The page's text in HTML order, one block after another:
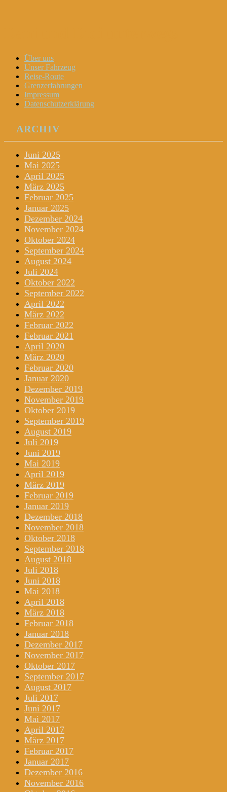
Menu
Widgets
Search
Skip
content
Über uns
Unser Fahrzeug
Reise-Route
Grenzerfahrungen
Impressum
Datenschutzerklärung
ARCHIV
Juni 2025
Mai 2025
April 2025
März 2025
Februar 2025
Januar 2025
Dezember 2024
November 2024
Oktober 2024
September 2024
August 2024
Juli 2024
Oktober 2022
September 2022
April 2022
März 2022
Februar 2022
Februar 2021
April 2020
März 2020
Februar 2020
Januar 2020
Dezember 2019
November 2019
Oktober 2019
September 2019
August 2019
Juli 2019
Juni 2019
Mai 2019
April 2019
März 2019
Februar 2019
Januar 2019
Dezember 2018
November 2018
Oktober 2018
September 2018
August 2018
Juli 2018
Juni 2018
Mai 2018
April 2018
März 2018
Februar 2018
Januar 2018
Dezember 2017
November 2017
Oktober 2017
September 2017
August 2017
Juli 2017
Juni 2017
Mai 2017
April 2017
März 2017
Februar 2017
Januar 2017
Dezember 2016
November 2016